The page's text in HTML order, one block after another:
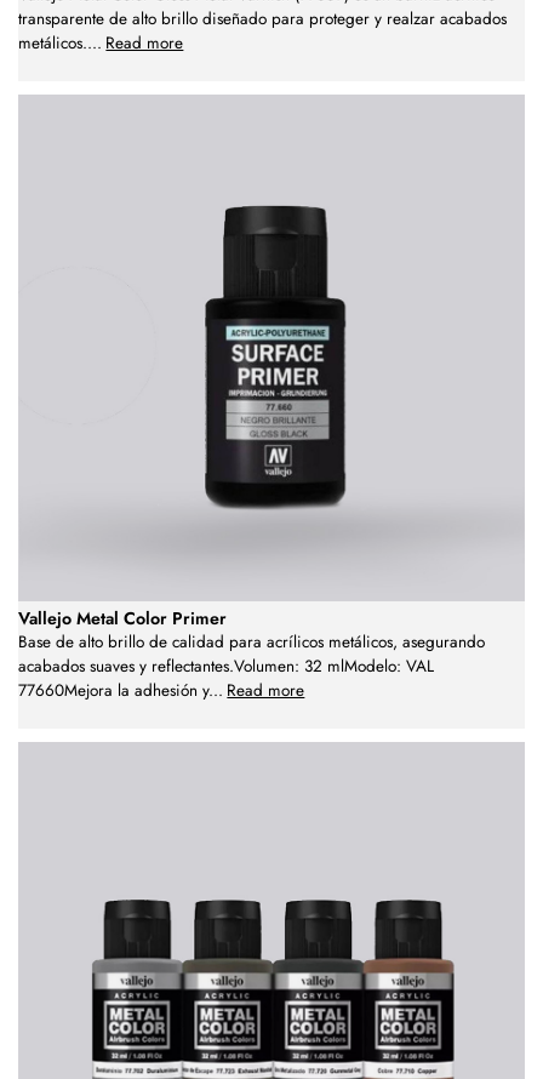
transparente de alto brillo diseñado para proteger y realzar acabados
metálicos.... Read more
Vallejo Metal Color Primer
Base de alto brillo de calidad para acrílicos metálicos, asegurando
acabados suaves y reflectantes.Volumen: 32 mlModelo: VAL
77660Mejora la adhesión y... Read more